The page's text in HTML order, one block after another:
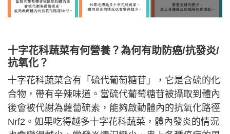
十字花科蔬菜有何營養？為何有助防癌/抗發炎/
抗氧化？
十字花科蔬菜含有「硫代葡萄糖苷」，它是含硫的化
合物，帶有辛辣味道。當硫代葡萄糖苷被攝取到體內
後會被代謝為蘿蔔硫素，能夠啟動體內的抗氧化路徑
Nrf2。如果吃得越多十字花科蔬菜，體內發炎的情況